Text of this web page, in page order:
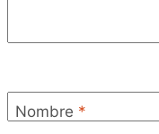
Nombre *